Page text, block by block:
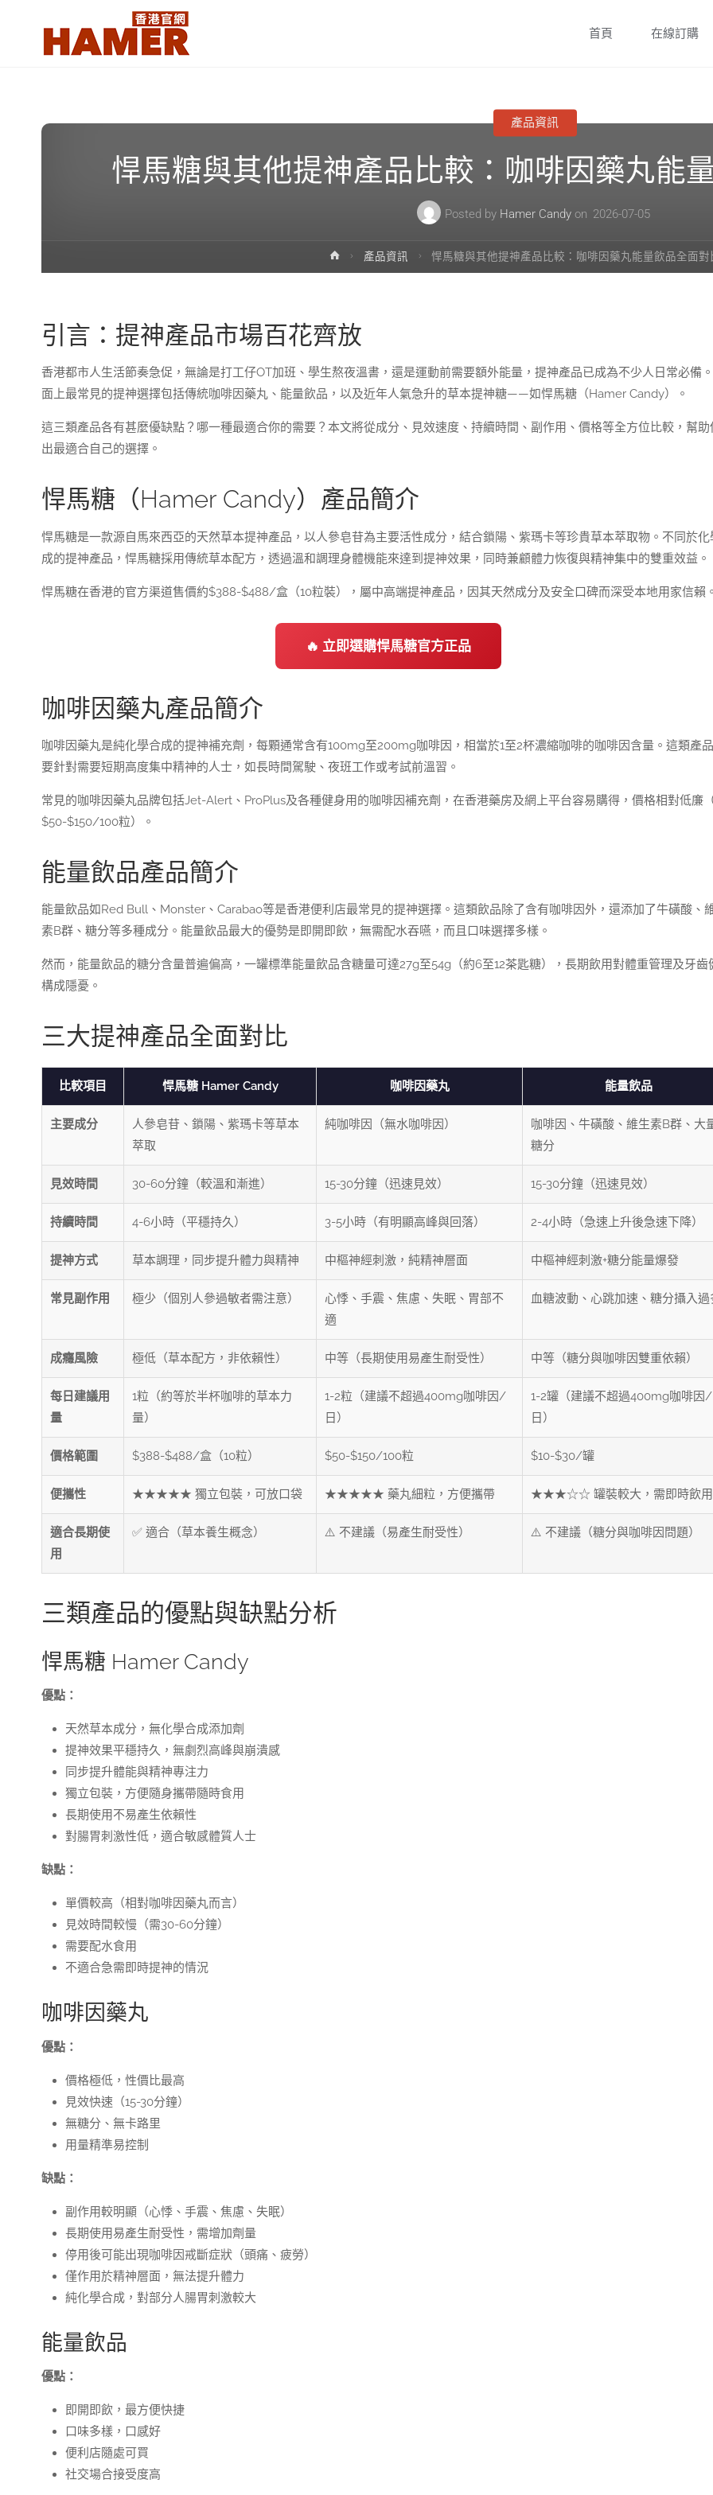
網
Candy
Hong
Kong
首頁 在線訂購
悍馬糖與其他提神產品比較：咖啡因藥丸能
Posted by Hamer Candy on 2026-07-05
產品資訊
Home產品資訊 悍馬糖與其他提神產品比較：咖啡因藥丸能量飲品全面對
引言：提神產品市場百花齊放
香港都市人生活節奏急促，無論是打工仔OT加班、學生熬夜溫書，還是運動前需要額外能量，提神產品已成為不少人日常必備
面上最常見的提神選擇包括傳統咖啡因藥丸、能量飲品，以及近年人氣急升的草本提神糖——如悍馬糖（Hamer Candy）。
這三類產品各有甚麼優缺點？哪一種最適合你的需要？本文將從成分、見效速度、持續時間、副作用、價格等全方位比較，幫助
出最適合自己的選擇。
悍馬糖（Hamer Candy）產品簡介
悍馬糖是一款源自馬來西亞的天然草本提神產品，以人參皂苷為主要活性成分，結合鎖陽、紫瑪卡等珍貴草本萃取物。不同於化
成的提神產品，悍馬糖採用傳統草本配方，透過溫和調理身體機能來達到提神效果，同時兼顧體力恢復與精神集中的雙重效益。
悍馬糖在香港的官方渠道售價約$388-$488/盒（10粒裝），屬中高端提神產品，因其天然成分及安全口碑而深受本地用家信賴
🔥 立即選購悍馬糖官方正品
咖啡因藥丸產品簡介
咖啡因藥丸是純化學合成的提神補充劑，每顆通常含有100mg至200mg咖啡因，相當於1至2杯濃縮咖啡的咖啡因含量。這類產
要針對需要短期高度集中精神的人士，如長時間駕駛、夜班工作或考試前溫習。
常見的咖啡因藥丸品牌包括Jet-Alert、ProPlus及各種健身用的咖啡因補充劑，在香港藥房及網上平台容易購得，價格相對低廉
$50-$150/100粒）。
能量飲品產品簡介
能量飲品如Red Bull、Monster、Carabao等是香港便利店最常見的提神選擇。這類飲品除了含有咖啡因外，還添加了牛磺酸、
素B群、糖分等多種成分。能量飲品最大的優勢是即開即飲，無需配水吞嚥，而且口味選擇多樣。
然而，能量飲品的糖分含量普遍偏高，一罐標準能量飲品含糖量可達27g至54g（約6至12茶匙糖），長期飲用對體重管理及牙齒
構成隱憂。
三大提神產品全面對比
比較項目 悍馬糖 Hamer Candy 咖啡因藥丸 能量飲品
主要成分
人參皂苷、鎖陽、紫瑪卡等草本
萃取
純咖啡因（無水咖啡因）
咖啡因、牛磺酸、維生素B群、大
糖分
見效時間 30-60分鐘（較溫和漸進） 15-30分鐘（迅速見效） 15-30分鐘（迅速見效）
持續時間 4-6小時（平穩持久） 3-5小時（有明顯高峰與回落） 2-4小時（急速上升後急速下降）
提神方式 草本調理，同步提升體力與精神 中樞神經刺激，純精神層面 中樞神經刺激+糖分能量爆發
常見副作用 極少（個別人參過敏者需注意）
心悸、手震、焦慮、失眠、胃部不
適
血糖波動、心跳加速、糖分攝入過
成癮風險 極低（草本配方，非依賴性） 中等（長期使用易產生耐受性） 中等（糖分與咖啡因雙重依賴）
每日建議用
量
1粒（約等於半杯咖啡的草本力
量）
1-2粒（建議不超過400mg咖啡因/
日）
1-2罐（建議不超過400mg咖啡因/
日）
價格範圍 $388-$488/盒（10粒） $50-$150/100粒 $10-$30/罐
便攜性 ★★★★★ 獨立包裝，可放口袋 ★★★★★ 藥丸細粒，方便攜帶 ★★★☆☆ 罐裝較大，需即時飲用
適合長期使
用
✅ 適合（草本養生概念） ⚠️ 不建議（易產生耐受性） ⚠️ 不建議（糖分與咖啡因問題）
三類產品的優點與缺點分析
悍馬糖 Hamer Candy
優點：
天然草本成分，無化學合成添加劑
提神效果平穩持久，無劇烈高峰與崩潰感
同步提升體能與精神專注力
獨立包裝，方便隨身攜帶隨時食用
長期使用不易產生依賴性
對腸胃刺激性低，適合敏感體質人士
缺點：
單價較高（相對咖啡因藥丸而言）
見效時間較慢（需30-60分鐘）
需要配水食用
不適合急需即時提神的情況
咖啡因藥丸
優點：
價格極低，性價比最高
見效快速（15-30分鐘）
無糖分、無卡路里
用量精準易控制
缺點：
副作用較明顯（心悸、手震、焦慮、失眠）
長期使用易產生耐受性，需增加劑量
停用後可能出現咖啡因戒斷症狀（頭痛、疲勞）
僅作用於精神層面，無法提升體力
純化學合成，對部分人腸胃刺激較大
能量飲品
優點：
即開即飲，最方便快捷
口味多樣，口感好
便利店隨處可買
社交場合接受度高